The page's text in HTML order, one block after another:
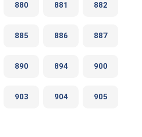
880 881 882
885 886 887
890 894 900
903 904 905